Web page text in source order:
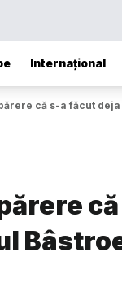
Internațional
că s-a făcut